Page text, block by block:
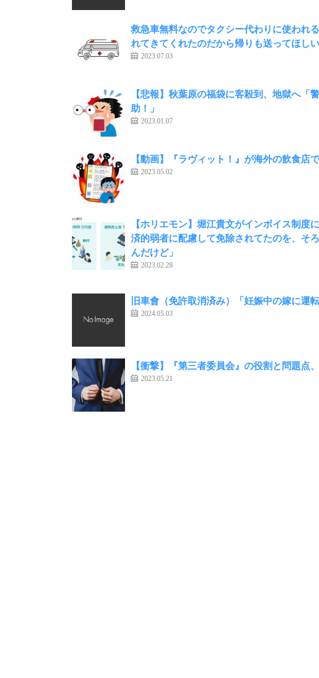
救急車無料なのでタクシー代わりに使われ
れてきてくれたのだから帰りも送ってほしい
2023.07.03
【悲報】秋葉原の福袋に客殺到、地獄へ
助！」
2023.01.07
【動画】『ラヴィット！』が海外の飲食店
2023.05.02
【ホリエモン】堀江貴文がインボイス制
済的弱者に配慮して免除されてたのを、そ
んだけど」
2023.02.28
旧車會（免許取消済み）「妊娠中の嫁に運
2024.05.03
【衝撃】『第三者委員会』の役割と問題点
2023.05.21